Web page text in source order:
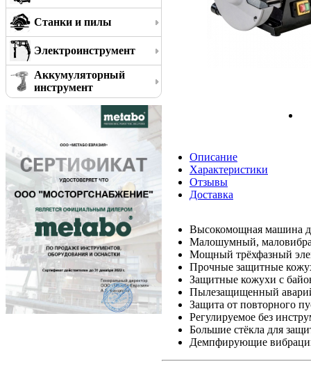
Станки и пилы
Электроинструмент
Аккумуляторный
инструмент
Описание
Характеристики
Отзывы
Доставка
Высокомощная машина
Малошумный,
Мощный трёхфазный
Прочные защитные
Защитные кожухи с
Пылезащищенный
Защита от повторного
Регулируемое без
Большие стёкла для
Демпфирующие